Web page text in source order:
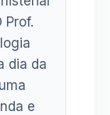
Prof.
dia da
e